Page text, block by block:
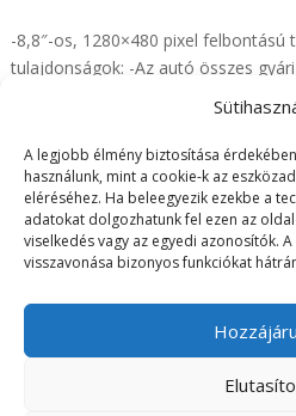
A legjobb élmény biztosítása
használunk, mint a cookie-k az
eléréséhez. Ha beleegyezik ezekbe a
adatokat dolgozhatunk fel ezen az
viselkedés vagy az egyedi azonosítók.
visszavonása bizonyos funkciókat
-8,8″-os, 1280×480 pixel felbontású
tulajdonságok: -Az autó összes
Tolatókamera, tolatóradar, gyári
stb… -Magyar nyelvű rendszer -
Offline...
« Régebbi bejegyzések
ÁSZF
Visszaküldés/
Szállítási